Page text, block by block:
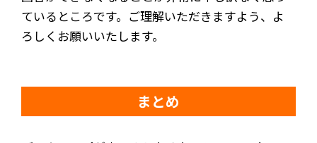
ているところです。ご理解いただきますよう、よ
ろしくお願いいたします。
まとめ